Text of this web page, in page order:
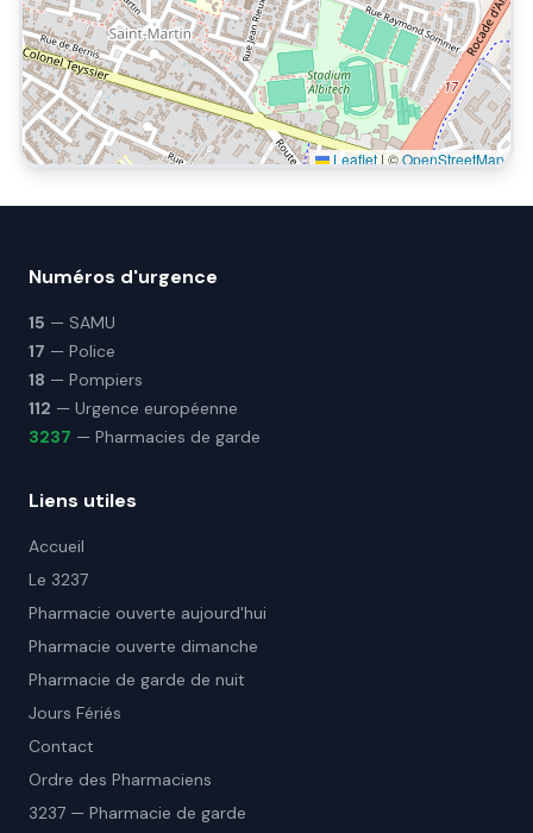
Leaflet|©OpenStreetMap
Numéros d'urgence
15 — SAMU
17 — Police
18 — Pompiers
112 — Urgence européenne
3237 — Pharmacies de garde
Liens utiles
Accueil
Le 3237
Pharmacie ouverte aujourd'hui
Pharmacie ouverte dimanche
Pharmacie de garde de nuit
Jours Fériés
Contact
Ordre des Pharmaciens
3237 — Pharmacie de garde